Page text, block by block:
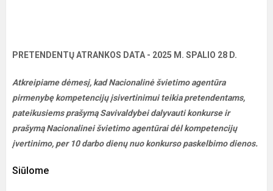
PRETENDENTŲ ATRANKOS DATA - 2025 M. SPALIO 28 D.
Atkreipiame dėmesį, kad Nacionalinė švietimo agentūra
pirmenybę kompetencijų įsivertinimui teikia pretendentams,
pateikusiems prašymą Savivaldybei dalyvauti konkurse ir
prašymą Nacionalinei švietimo agentūrai dėl kompetencijų
įvertinimo, per 10 darbo dienų nuo konkurso paskelbimo dienos.
Siūlome